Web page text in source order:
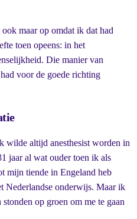
maar op omdat ik dat had
toen opeens: in het
Die manier van
voor de goede richting
wilde altijd anesthesist worden in
jaar al wat ouder toen ik als
mijn tiende in Engeland heb
Nederlandse onderwijs. Maar ik
op groen om me te gaan